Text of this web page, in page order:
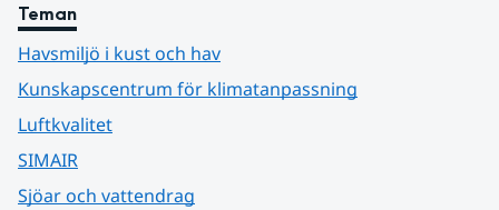
Teman
Havsmiljö i kust och hav
Kunskapscentrum för klimatanpassning
Luftkvalitet
SIMAIR
Sjöar och vattendrag